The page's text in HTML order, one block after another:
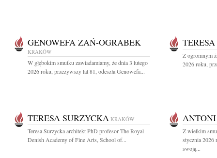
GENOWEFA ZAŃ-OGRABEK
KRAKÓW
W głębokim smutku zawiadamiamy, że dnia 3 lutego
2026 roku, przeżywszy lat 81, odeszła Genowefa...
Z ogromnym
2026 roku,
TERESA SURZYCKA KRAKÓW
Teresa Surzycka architekt PhD profesor The Royal
Denish Academy of Fine Arts, School of...
Z wielkim
stycznia 2026
swoją...